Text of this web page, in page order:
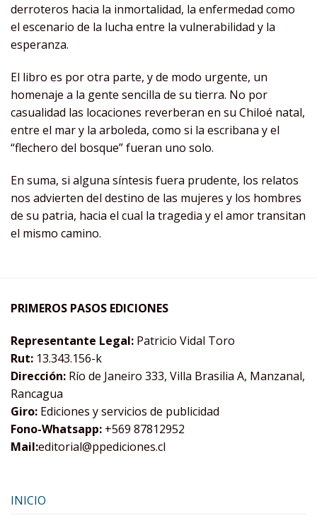
derroteros hacia la inmortalidad, la enfermedad como
el escenario de la lucha entre la vulnerabilidad y la
esperanza.
El libro es por otra parte, y de modo urgente, un
homenaje a la gente sencilla de su tierra. No por
casualidad las locaciones reverberan en su Chiloé natal,
entre el mar y la arboleda, como si la escribana y el
“flechero del bosque” fueran uno solo.
En suma, si alguna síntesis fuera prudente, los relatos
nos advierten del destino de las mujeres y los hombres
de su patria, hacia el cual la tragedia y el amor transitan
el mismo camino.
PRIMEROS PASOS EDICIONES
Representante Legal: Patricio Vidal Toro
Rut: 13.343.156-k
Dirección: Río de Janeiro 333, Villa Brasilia A, Manzanal,
Rancagua
Giro: Ediciones y servicios de publicidad
Fono-Whatsapp: +569 87812952
Mail:editorial@ppediciones.cl
INICIO